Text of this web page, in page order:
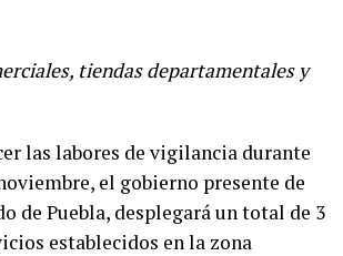
tiendas departamentales y
las labores de vigilancia durante
el gobierno presente de
de Puebla, desplegará un total de 3
establecidos en la zona